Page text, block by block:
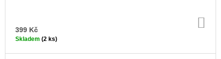
399 Kč
Skladem (2 ks)